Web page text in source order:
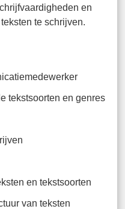
en
te schrijven.
tekstsoorten en genres
en tekstsoorten
van teksten